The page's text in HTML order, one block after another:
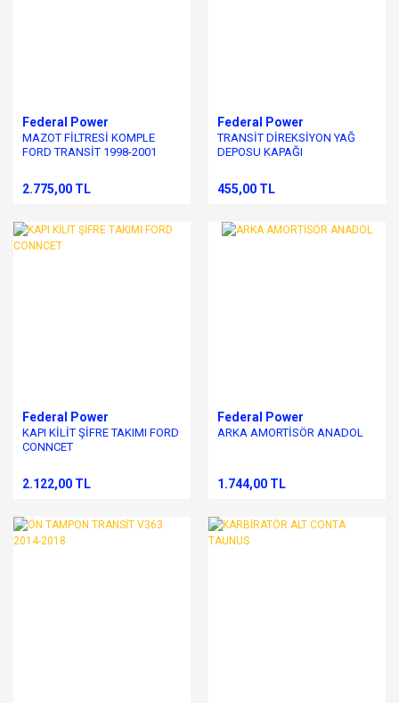
Federal Power
MAZOT FİLTRESİ KOMPLE
FORD TRANSİT 1998-2001
2.775,00 TL
Federal Power
TRANSİT DİREKSİYON YAĞ
DEPOSU KAPAĞI
455,00 TL
Federal Power
KAPI KİLİT ŞİFRE TAKIMI FORD
CONNCET
2.122,00 TL
Federal Power
ARKA AMORTİSÖR ANADOL
1.744,00 TL